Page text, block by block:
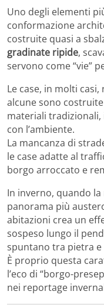
Uno degli elementi
conformazione
costruite quasi a
gradinate ripide,
servono come “vie”
Le case, in molti
alcune sono
materiali
con l’ambiente.
La mancanza di
le case adatte al
borgo arroccato e
In inverno, quando la
panorama più
abitazioni crea un
sospeso lungo il
spuntano tra pietra e
È proprio questa
l’eco di “borgo-
nei reportage